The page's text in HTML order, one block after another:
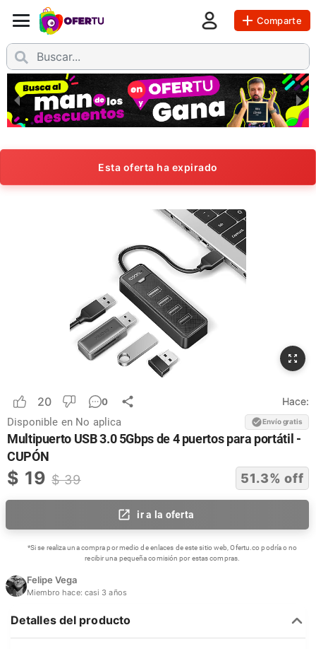
Comparte
Esta oferta ha expirado
20 0 Hace:
Disponible en No aplica Envío gratis
Multipuerto USB 3.0 5Gbps de 4 puertos para portátil -
CUPÓN
$ 19 $39 51.3% off
ir a la oferta
*Si se realiza una compra por medio de enlaces de este sitio web, Ofertu.co podría o no
recibir una pequeña comisión por estas compras.
Felipe Vega
Miembro hace: casi 3 años
Detalles del producto